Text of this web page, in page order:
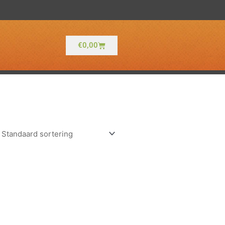
€0,00Winkelwagen